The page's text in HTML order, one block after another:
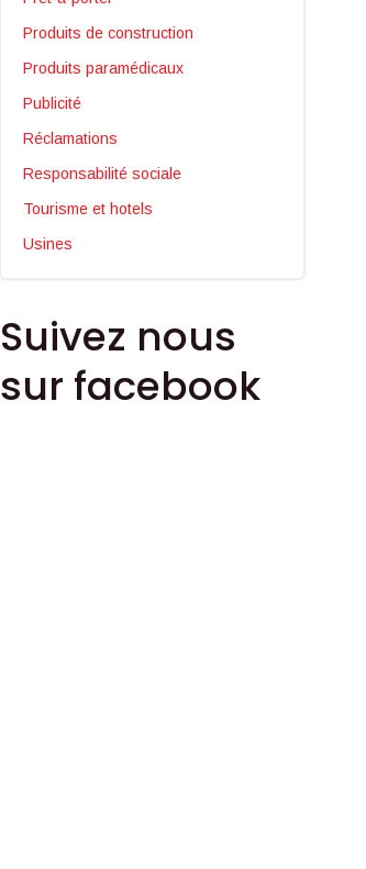
Produits de construction
Produits paramédicaux
Publicité
Réclamations
Responsabilité sociale
Tourisme et hotels
Usines
Suivez nous
sur facebook